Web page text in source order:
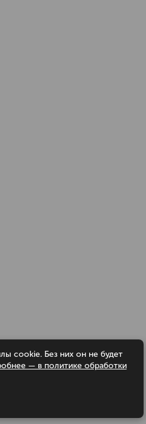
cookie. Без них он не будет
— в политике обработки